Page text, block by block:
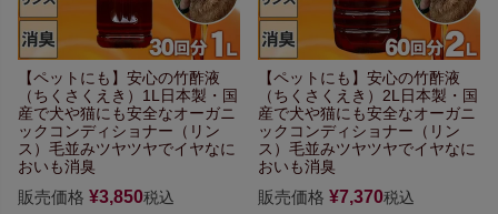
【ペットにも】 安心の竹酢液
（ちくさくえき）1L 日本製・国
産で犬や猫にも安全なオーガニ
ックコンディショナー（リン
ス） 毛並みツヤツヤでイヤなに
おいも消臭
販売価格 ¥3,850税込
【ペットにも】 安心の竹酢液
（ちくさくえき）2L 日本製・国
産で犬や猫にも安全なオーガニ
ックコンディショナー（リン
ス） 毛並みツヤツヤでイヤなに
おいも消臭
販売価格 ¥7,370税込